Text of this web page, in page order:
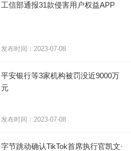
工信部通报31款侵害用户权益APP
发布时间：2023-07-08
平安银行等3家机构被罚没近9000万
元
发布时间：2023-07-08
字节跳动确认TikTok首席执行官凯文·